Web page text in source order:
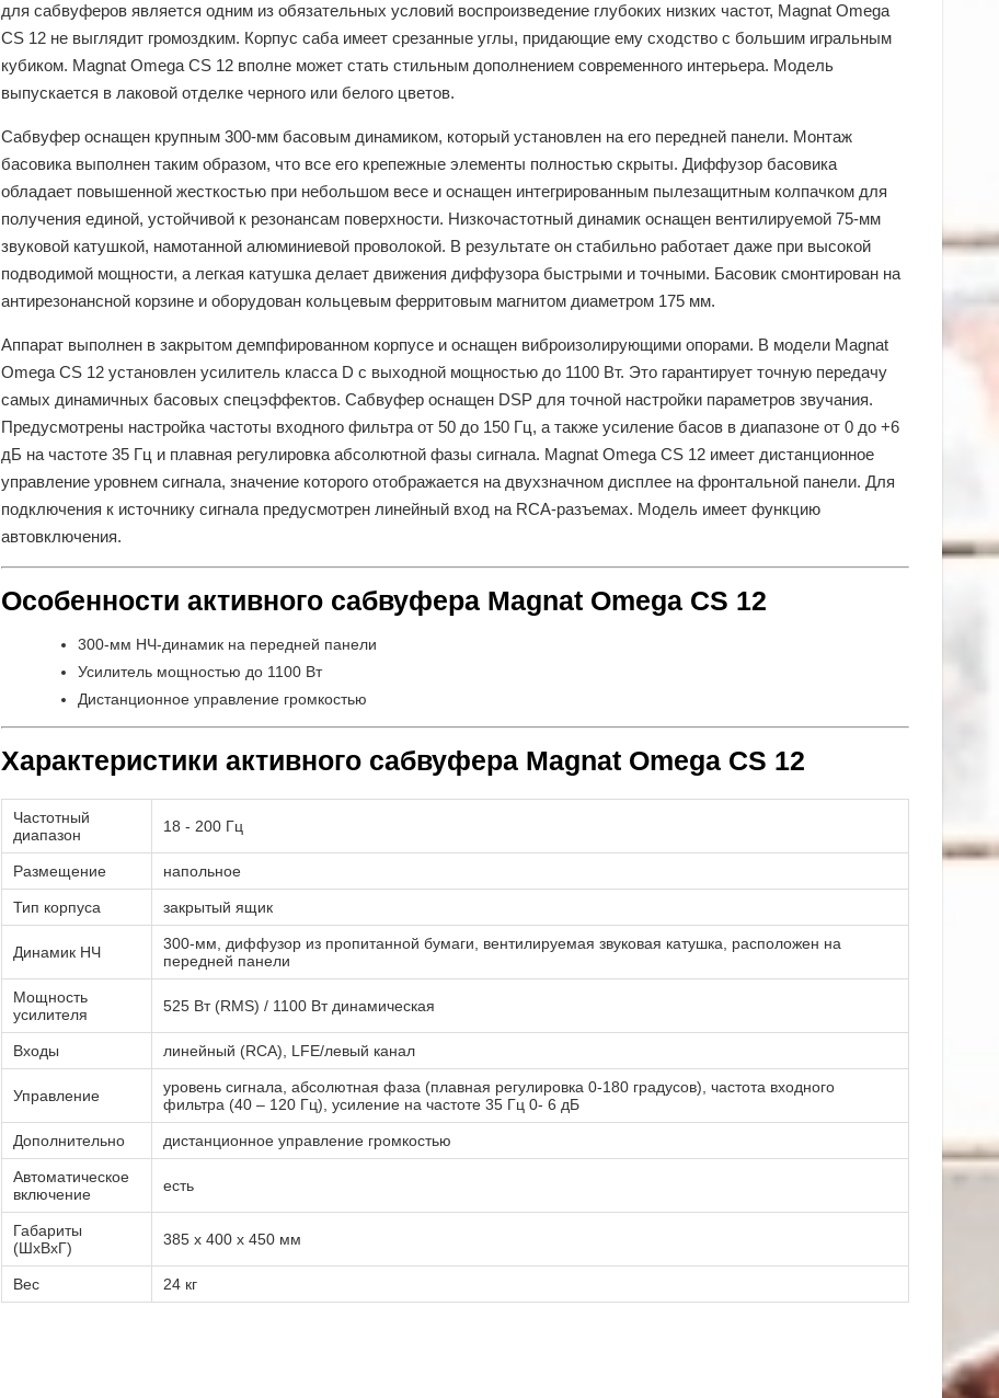
для сабвуферов является одним из обязательных условий воспроизведение глубоких низких частот, Magnat Omega
CS 12 не выглядит громоздким. Корпус саба имеет срезанные углы, придающие ему сходство с большим игральным
кубиком. Magnat Omega CS 12 вполне может стать стильным дополнением современного интерьера. Модель
выпускается в лаковой отделке черного или белого цветов.
Сабвуфер оснащен крупным 300-мм басовым динамиком, который установлен на его передней панели. Монтаж
басовика выполнен таким образом, что все его крепежные элементы полностью скрыты. Диффузор басовика
обладает повышенной жесткостью при небольшом весе и оснащен интегрированным пылезащитным колпачком для
получения единой, устойчивой к резонансам поверхности. Низкочастотный динамик оснащен вентилируемой 75-мм
звуковой катушкой, намотанной алюминиевой проволокой. В результате он стабильно работает даже при высокой
подводимой мощности, а легкая катушка делает движения диффузора быстрыми и точными. Басовик смонтирован на
антирезонансной корзине и оборудован кольцевым ферритовым магнитом диаметром 175 мм.
Аппарат выполнен в закрытом демпфированном корпусе и оснащен виброизолирующими опорами. В модели Magnat
Omega CS 12 установлен усилитель класса D с выходной мощностью до 1100 Вт. Это гарантирует точную передачу
самых динамичных басовых спецэффектов. Сабвуфер оснащен DSP для точной настройки параметров звучания.
Предусмотрены настройка частоты входного фильтра от 50 до 150 Гц, а также усиление басов в диапазоне от 0 до +6
дБ на частоте 35 Гц и плавная регулировка абсолютной фазы сигнала. Magnat Omega CS 12 имеет дистанционное
управление уровнем сигнала, значение которого отображается на двухзначном дисплее на фронтальной панели. Для
подключения к источнику сигнала предусмотрен линейный вход на RCA-разъемах. Модель имеет функцию
автовключения.
Особенности активного сабвуфера Magnat Omega CS 12
300-мм НЧ-динамик на передней панели
Усилитель мощностью до 1100 Вт
Дистанционное управление громкостью
Характеристики активного сабвуфера Magnat Omega CS 12
Частотный
диапазон
18 - 200 Гц
Размещение напольное
Тип корпуса закрытый ящик
Динамик НЧ
300-мм, диффузор из пропитанной бумаги, вентилируемая звуковая катушка, расположен на
передней панели
Мощность
усилителя
525 Вт (RMS) / 1100 Вт динамическая
Входы линейный (RCA), LFE/левый канал
Управление
уровень сигнала, абсолютная фаза (плавная регулировка 0-180 градусов), частота входного
фильтра (40 – 120 Гц), усиление на частоте 35 Гц 0- 6 дБ
Дополнительно дистанционное управление громкостью
Автоматическое
включение
есть
Габариты
(ШхВхГ)
385 x 400 x 450 мм
Вес 24 кг